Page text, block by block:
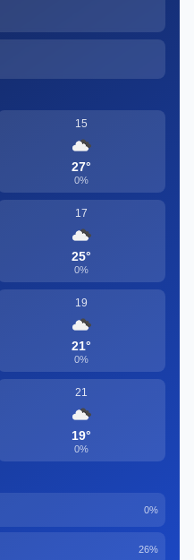
15
27°
0%
17
25°
0%
19
21°
0%
21
19°
0%
0%
26%